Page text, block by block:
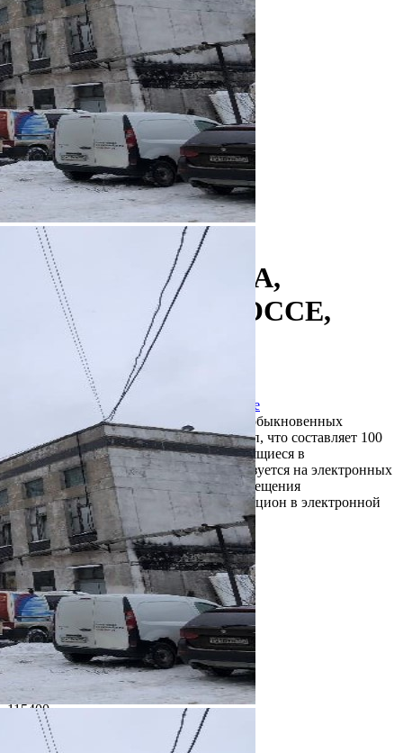
Продажа
115400 - Г. МОСКВА,
КАШИРСКОЕ ШОССЕ,
Д.17К5 СТР 3
Москва / Московская обл
Получить контакты
Посмотреть на карте
К продаже представлено 896 124 штук обыкновенных
бездокументарных акций АО НПП Темп, что составляет 100
% уставного капитала Эмитента, находящиеся в
собственности АО НПК Техмаш. Реализуется на электронных
торгах на площадке ЭТПРФ, Номер извещения
BNKOA00012440. Форма продажи: Аукцион в электронной
форме. Пода...
557 (+)
Навигация
Характеристики
О помещении
Где находится
Контакты
Другие объявления
Характеристики помещения
№ объявления
115400
Дата размещения
11.05.2025